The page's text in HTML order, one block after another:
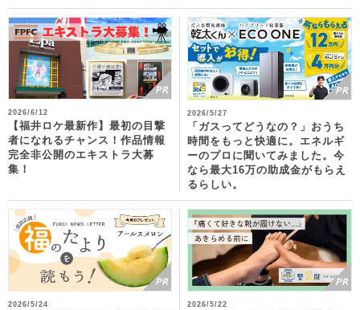
2026/6/12
【福井ロケ最新作】最初の目撃
者になれるチャンス！作品情報
完全非公開のエキストラ大募
集！
2026/5/27
「ガスってどうなの？」おうち
時間をもっと快適に。エネルギ
ーのプロに聞いてみました。今
なら最大16万の助成金がもらえ
るらしい。
2026/5/24 2026/5/22